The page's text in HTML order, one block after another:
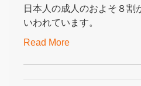
日本人の成人のおよそ８割
いわれています。
Read More